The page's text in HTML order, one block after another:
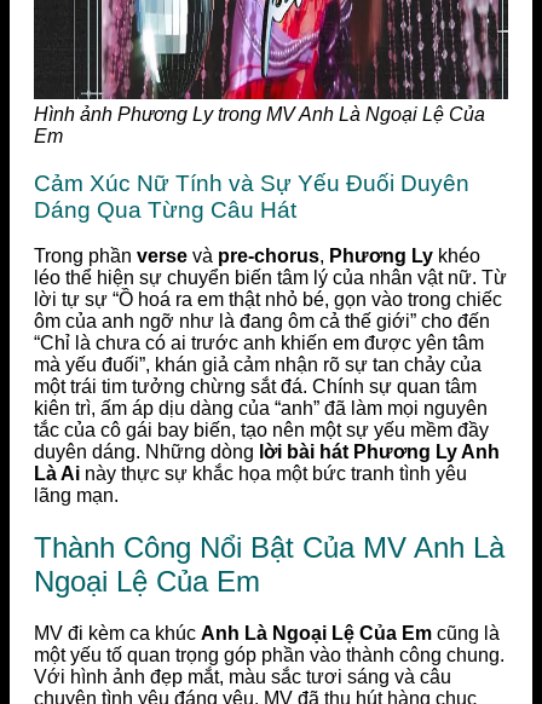
Hình ảnh Phương Ly trong MV Anh Là Ngoại Lệ Của
Em
Cảm Xúc Nữ Tính và Sự Yếu Đuối Duyên
Dáng Qua Từng Câu Hát
Trong phần verse và pre-chorus, Phương Ly khéo
léo thể hiện sự chuyển biến tâm lý của nhân vật nữ. Từ
lời tự sự “Ồ hoá ra em thật nhỏ bé, gọn vào trong chiếc
ôm của anh ngỡ như là đang ôm cả thế giới” cho đến
“Chỉ là chưa có ai trước anh khiến em được yên tâm
mà yếu đuối”, khán giả cảm nhận rõ sự tan chảy của
một trái tim tưởng chừng sắt đá. Chính sự quan tâm
kiên trì, ấm áp dịu dàng của “anh” đã làm mọi nguyên
tắc của cô gái bay biến, tạo nên một sự yếu mềm đầy
duyên dáng. Những dòng lời bài hát Phương Ly Anh
Là Ai này thực sự khắc họa một bức tranh tình yêu
lãng mạn.
Thành Công Nổi Bật Của MV Anh Là
Ngoại Lệ Của Em
MV đi kèm ca khúc Anh Là Ngoại Lệ Của Em cũng là
một yếu tố quan trọng góp phần vào thành công chung.
Với hình ảnh đẹp mắt, màu sắc tươi sáng và câu
chuyện tình yêu đáng yêu, MV đã thu hút hàng chục